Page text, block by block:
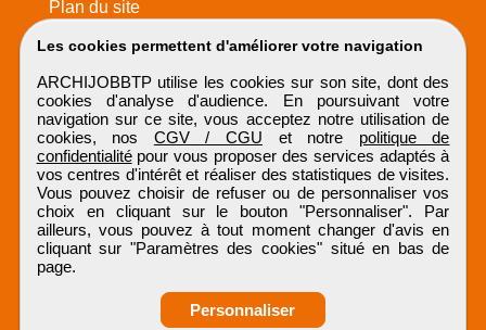
Les cookies permettent d'améliorer votre navigation
ARCHIJOBBTP utilise les cookies sur son site, dont des
cookies d'analyse d'audience. En poursuivant votre
navigation sur ce site, vous acceptez notre utilisation de
cookies, nos CGV / CGU et notre politique de
confidentialitépour vous proposer des services adaptés à
vos centres d'intérêt et réaliser des statistiques de visites.
Vous pouvez choisir de refuser ou de personnaliser vos
choix en cliquant sur le bouton "Personnaliser". Par
ailleurs, vous pouvez à tout moment changer d'avis en
cliquant sur "Paramètres des cookies" situé en bas de
page.
Personnaliser
Plan du site